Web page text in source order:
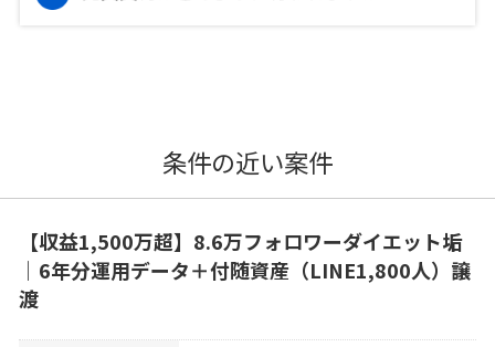
条件の近い案件
【収益1,500万超】8.6万フォロワーダイエット垢
｜6年分運用データ＋付随資産（LINE1,800人）譲
渡